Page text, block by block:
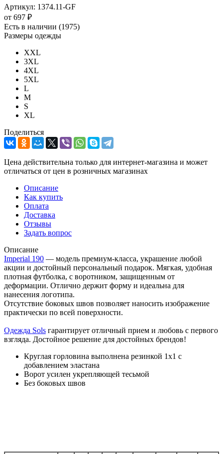
Артикул: 1374.11-GF
от 697 ₽
Есть в наличии (1975)
Размеры одежды
XXL
3XL
4XL
5XL
L
M
S
XL
Поделиться
Цена действительна только для интернет-магазина и может
отличаться от цен в розничных магазинах
Описание
Как купить
Оплата
Доставка
Отзывы
Задать вопрос
Описание
Imperial 190 — модель премиум-класса, украшение любой
акции и достойный персональный подарок. Мягкая, удобная
плотная футболка, с воротником, защищенным от
деформации. Отлично держит форму и идеальна для
нанесения логотипа.
Отсутствие боковых швов позволяет наносить изображение
практически по всей поверхности.
Одежда Sols гарантирует отличный прием и любовь с первого
взгляда. Достойное решение для достойных брендов!
Круглая горловина выполнена резинкой 1x1 с
добавлением эластана
Ворот усилен укрепляющей тесьмой
Без боковых швов